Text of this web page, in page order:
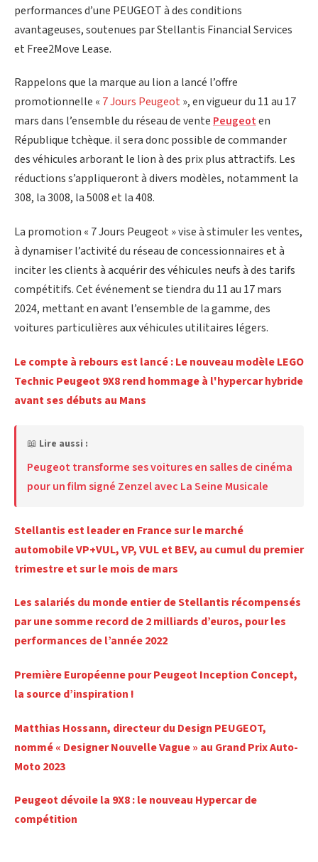
performances d’une PEUGEOT à des conditions
avantageuses, soutenues par Stellantis Financial Services
et Free2Move Lease.
Rappelons que la marque au lion a lancé l’offre
promotionnelle « 7 Jours Peugeot », en vigueur du 11 au 17
mars dans l’ensemble du réseau de vente Peugeoten
République tchèque. il sera donc possible de commander
des véhicules arborant le lion à des prix plus attractifs. Les
réductions s’appliqueront à divers modèles, notamment la
308, la 3008, la 5008 et la 408.
La promotion « 7 Jours Peugeot » vise à stimuler les ventes,
à dynamiser l’activité du réseau de concessionnaires et à
inciter les clients à acquérir des véhicules neufs à des tarifs
compétitifs. Cet événement se tiendra du 11 au 17 mars
2024, mettant en avant l’ensemble de la gamme, des
voitures particulières aux véhicules utilitaires légers.
Le compte à rebours est lancé : Le nouveau modèle LEGO
Technic Peugeot 9X8 rend hommage à l'hypercar hybride
avant ses débuts au Mans
📖 Lire aussi :
Peugeot transforme ses voitures en salles de cinéma
pour un film signé Zenzel avec La Seine Musicale
Stellantis est leader en France sur le marché
automobile VP+VUL, VP, VUL et BEV, au cumul du premier
trimestre et sur le mois de mars
Les salariés du monde entier de Stellantis récompensés
par une somme record de 2 milliards d’euros, pour les
performances de l’année 2022
Première Européenne pour Peugeot Inception Concept,
la source d’inspiration !
Matthias Hossann, directeur du Design PEUGEOT,
nommé « Designer Nouvelle Vague » au Grand Prix Auto-
Moto 2023
Peugeot dévoile la 9X8 : le nouveau Hypercar de
compétition